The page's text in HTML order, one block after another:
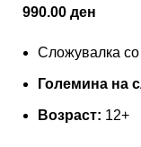
990.00 ден
Сложувалка
Големина на
Возраст: 12+